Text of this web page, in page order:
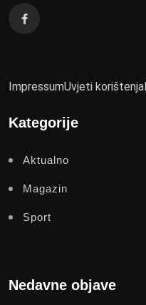
ImpressumUvjeti korištenja
Kategorije
Aktualno
Magazin
Sport
Nedavne objave